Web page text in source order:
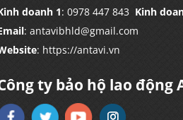
doanh 1: 0978 447 843 Kinh
: antavibhld@gmail.com
: https://antavi.vn
ty bảo hộ lao động